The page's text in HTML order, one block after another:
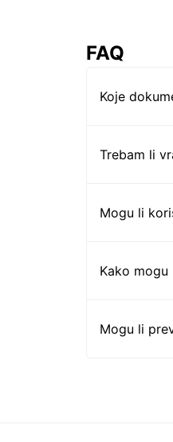
FAQ
Koje
Trebam li
Mogu li
Kako
Mogu li